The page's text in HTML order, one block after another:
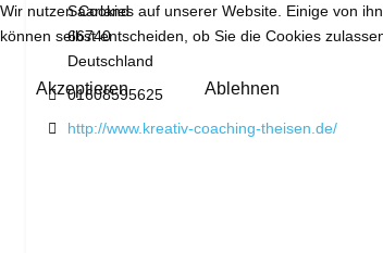
Saarland
66740
Deutschland
Mobil:
01608595625
Website:
http://www.kreativ-coaching-theisen.de/
Wir nutzen Cookies auf unserer Website. Einige von
können selbst entscheiden, ob Sie die Cookies
Akzeptieren Ablehnen